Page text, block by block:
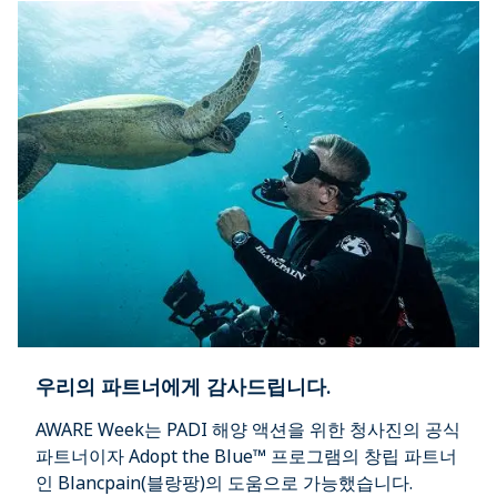
우리의 파트너에게 감사드립니다.
AWARE Week는 PADI 해양 액션을 위한 청사진의 공식
파트너이자 Adopt the Blue™ 프로그램의 창립 파트너
인 Blancpain(블랑팡)의 도움으로 가능했습니다.